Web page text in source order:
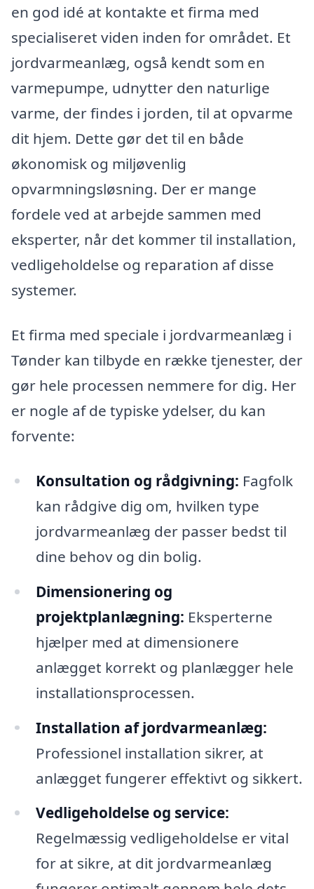
en god idé at kontakte et firma med
specialiseret viden inden for området. Et
jordvarmeanlæg, også kendt som en
varmepumpe, udnytter den naturlige
varme, der findes i jorden, til at opvarme
dit hjem. Dette gør det til en både
økonomisk og miljøvenlig
opvarmningsløsning. Der er mange
fordele ved at arbejde sammen med
eksperter, når det kommer til installation,
vedligeholdelse og reparation af disse
systemer.
Et firma med speciale i jordvarmeanlæg i
Tønder kan tilbyde en række tjenester, der
gør hele processen nemmere for dig. Her
er nogle af de typiske ydelser, du kan
forvente:
Konsultation og rådgivning: Fagfolk
kan rådgive dig om, hvilken type
jordvarmeanlæg der passer bedst til
dine behov og din bolig.
Dimensionering og
projektplanlægning: Eksperterne
hjælper med at dimensionere
anlægget korrekt og planlægger hele
installationsprocessen.
Installation af jordvarmeanlæg:
Professionel installation sikrer, at
anlægget fungerer effektivt og sikkert.
Vedligeholdelse og service:
Regelmæssig vedligeholdelse er vital
for at sikre, at dit jordvarmeanlæg